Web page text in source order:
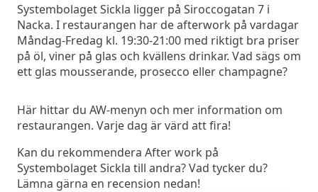
Systembolaget Sickla ligger på Siroccogatan 7 i
Nacka. I restaurangen har de afterwork på vardagar
Måndag-Fredag kl. 19:30-21:00 med riktigt bra priser
på öl, viner på glas och kvällens drinkar. Vad sägs om
ett glas mousserande, prosecco eller champagne?
Här hittar du AW-menyn och mer information om
restaurangen. Varje dag är värd att fira!
Kan du rekommendera After work på
Systembolaget Sickla till andra? Vad tycker du?
Lämna gärna en recension nedan!